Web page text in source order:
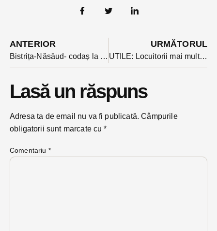
ANTERIOR
Bistrița-Năsăud- codaș la numărul prosumatorilor conectați, într-o statistică ANRE. Suntem pe cale să recuperăm: curge cu cererile la Electrica
URMĂTORUL
UTILE: Locuitorii mai multor străzi din Bistrița rămân fără electricitate în 1 noiembrie. Unde mai anunță Electrica întreruperi pentru lucrări
Lasă un răspuns
Adresa ta de email nu va fi publicată. Câmpurile
obligatorii sunt marcate cu*
Comentariu *